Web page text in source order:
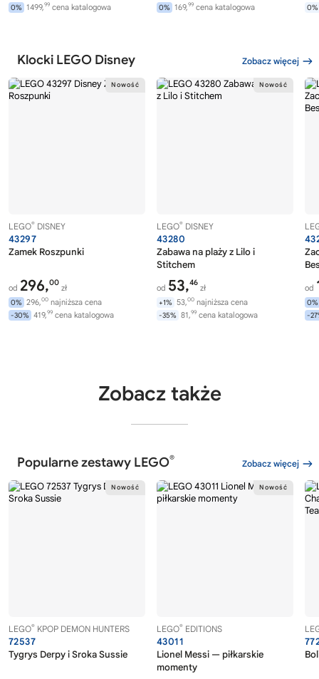
0% 1499,99 cena katalogowa 0% 169,99 cena katalogowa
0%
Klocki LEGO Disney Zobacz więcej
LEGO® DISNEY
43297
Zamek Roszpunki
od 296,00
zł
0% 296,00 najniższa cena
-30% 419,99 cena katalogowa
LEGO® DISNEY
43280
Zabawa na plaży z Lilo i
Stitchem
od 53,46
zł
+1% 53,00 najniższa cena
-35% 81,99 cena katalogowa
od
0%
-
Zobacz także
Popularne zestawy LEGO® Zobacz więcej
LEGO® KPOP DEMON HUNTERS
72537
Tygrys Derpy i Sroka Sussie
LEGO® EDITIONS
43011
Lionel Messi — piłkarskie
momenty